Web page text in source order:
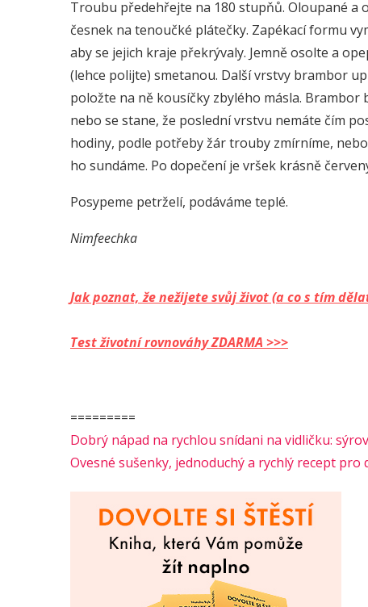
Troubu předehřejte na 180 stupňů. Oloupané a
česnek na tenoučké plátečky. Zapékací formu
aby se jejich kraje překrývaly. Jemně osolte a
(lehce polijte) smetanou. Další vrstvy brambor
položte na ně kousíčky zbylého másla. Brambor
nebo se stane, že poslední vrstvu nemáte čím
hodiny, podle potřeby žár trouby zmírníme,
ho sundáme. Po dopečení je vršek krásně
Posypeme petrželí, podáváme teplé.
Nimfeechka
Jak poznat, že nežijete svůj život (a co s tím
Test životní rovnováhy ZDARMA >>>
=========
Dobrý nápad na rychlou snídani na vidličku:
Ovesné sušenky, jednoduchý a rychlý recept pro